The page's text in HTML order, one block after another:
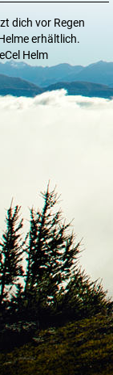
dich vor Regen
erhältlich.
Helm